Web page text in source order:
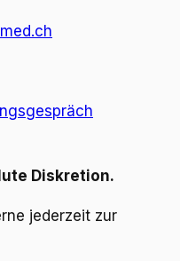
Diskretion.
jederzeit zur